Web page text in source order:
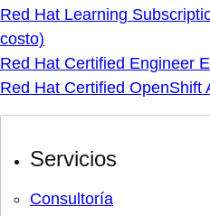
Red Hat Learning
costo)
Red Hat Certified Engineer
Red Hat Certified OpenShift
Servicios
Consultoría